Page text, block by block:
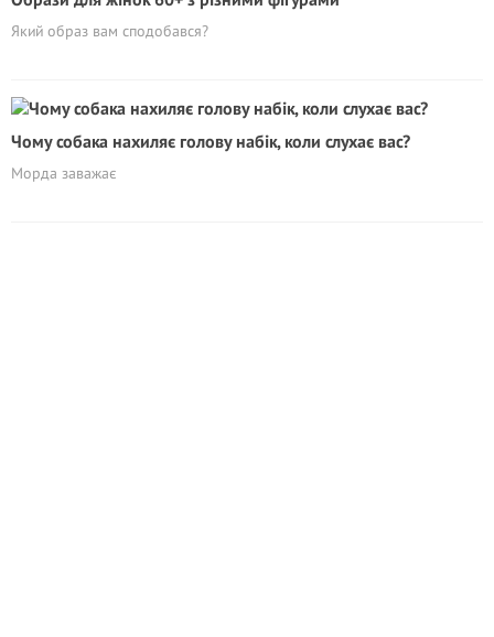
Який образ вам сподобався?
Чому собака нахиляє голову набік, коли слухає вас?
Морда заважає